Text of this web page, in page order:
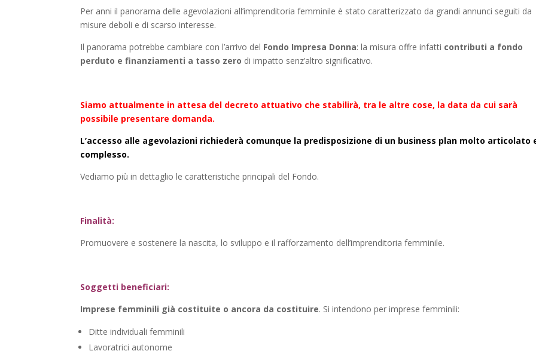
Per anni il panorama delle agevolazioni all’imprenditoria femminile è stato caratterizzato da grandi annunci seguiti da
misure deboli e di scarso interesse.
Il panorama potrebbe cambiare con l’arrivo del Fondo Impresa Donna: la misura offre infatti contributi a fondo
perduto e finanziamenti a tasso zero di impatto senz’altro significativo.
Siamo attualmente in attesa del decreto attuativo che stabilirà, tra le altre cose, la data da cui sarà
possibile presentare domanda.
L’accesso alle agevolazioni richiederà comunque la predisposizione di un business plan molto articolato
complesso.
Vediamo più in dettaglio le caratteristiche principali del Fondo.
Finalità:
Promuovere e sostenere la nascita, lo sviluppo e il rafforzamento dell’imprenditoria femminile.
Soggetti beneficiari:
Imprese femminili già costituite o ancora da costituire. Si intendono per imprese femminili:
Ditte individuali femminili
Lavoratrici autonome